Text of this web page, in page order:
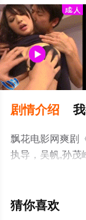
剧情介绍
飘花电影网爽剧
执导，吴帆,孙茂
结局剧情已揭晓
看，更多剧情信
猜你喜欢